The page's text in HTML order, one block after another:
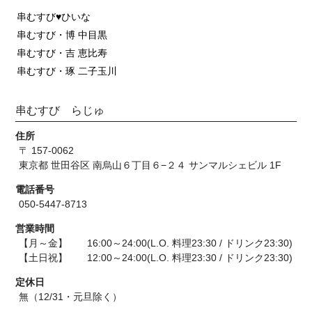
串むすび♥ひいな
串むすび・博 中目黒
串むすび・吉 恵比寿
串むすび・琢 二子玉川
串むすび らじゅ
住所
〒 157-0062
東京都 世田谷区 南烏山６丁目６−２４ サンマルシェビル 1F
電話番号
050-5447-8713
営業時間
【月～金】 16:00～24:00(L.O. 料理23:30 / ドリンク23:30)
【土日祝】 12:00～24:00(L.O. 料理23:30 / ドリンク23:30)
定休日
無（12/31・元旦除く）